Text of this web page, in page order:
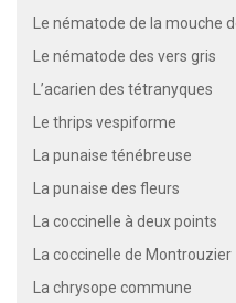
Le nématode de la mouche
Le nématode des vers gris
L’acarien des tétranyques
Le thrips vespiforme
La punaise ténébreuse
La punaise des fleurs
La coccinelle à deux points
La coccinelle de Montrouzier
La chrysope commune